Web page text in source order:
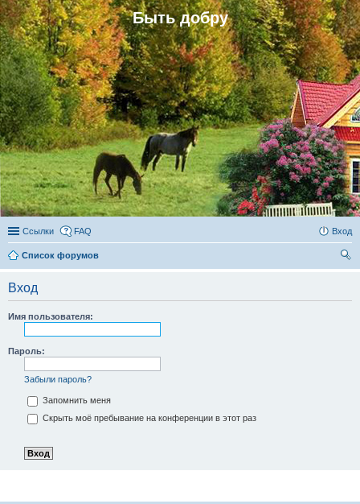
Быть добру
Ссылки FAQ Вход
Список форумов
Вход
Имя пользователя:
Пароль:
Забыли пароль?
Запомнить меня
Скрыть моё пребывание на конференции в этот раз